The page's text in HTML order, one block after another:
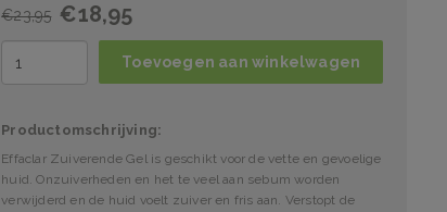
€23,95 €18,95
Toevoegen aan winkelwagen
Productomschrijving:
Effaclar Zuiverende Gel is geschikt voor de vette en gevoelige
huid. Onzuiverheden en het te veel aan sebum worden
verwijderd en de huid voelt zuiver en fris aan. Verstopt de